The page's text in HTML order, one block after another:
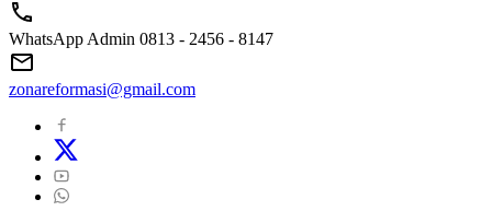
WhatsApp Admin 0813 - 2456 - 8147
zonareformasi@gmail.com